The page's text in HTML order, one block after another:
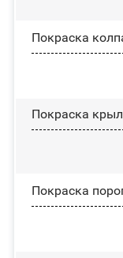
Покраска
Покраска
Покраска